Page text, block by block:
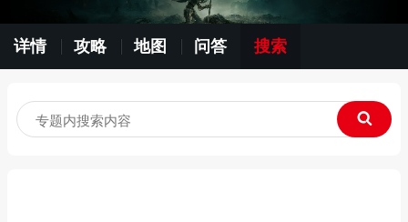
详情 攻略 地图 问答 搜索